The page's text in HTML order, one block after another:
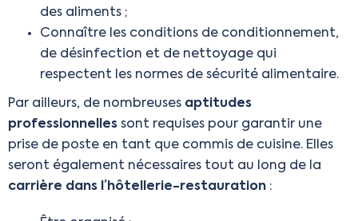
des aliments ;
Connaître les conditions de conditionnement,
de désinfection et de nettoyage qui
respectent les normes de sécurité alimentaire.
Par ailleurs, de nombreuses aptitudes
professionnelles sont requises pour garantir une
prise de poste en tant que commis de cuisine. Elles
seront également nécessaires tout au long de la
carrière dans l’hôtellerie-restauration :